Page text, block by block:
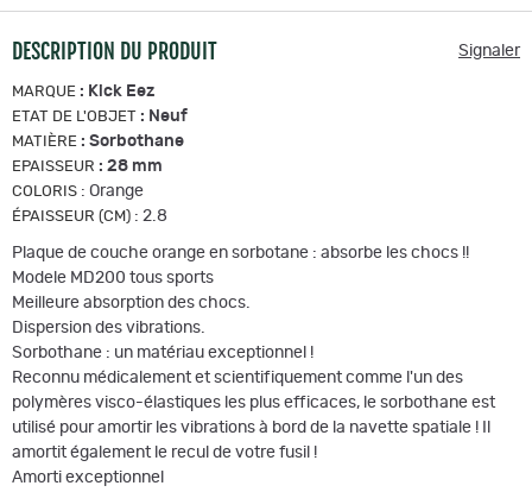
DESCRIPTION DU PRODUIT Signaler
MARQUE : Kick Eez
ETAT DE L'OBJET : Neuf
MATIÈRE : Sorbothane
EPAISSEUR : 28 mm
COLORIS : Orange
ÉPAISSEUR (CM) : 2.8
Plaque de couche orange en sorbotane : absorbe les chocs !!
Modele MD200 tous sports
Meilleure absorption des chocs.
Dispersion des vibrations.
Sorbothane : un matériau exceptionnel !
Reconnu médicalement et scientifiquement comme l'un des
polymères visco-élastiques les plus efficaces, le sorbothane est
utilisé pour amortir les vibrations à bord de la navette spatiale ! Il
amortit également le recul de votre fusil !
Amorti exceptionnel